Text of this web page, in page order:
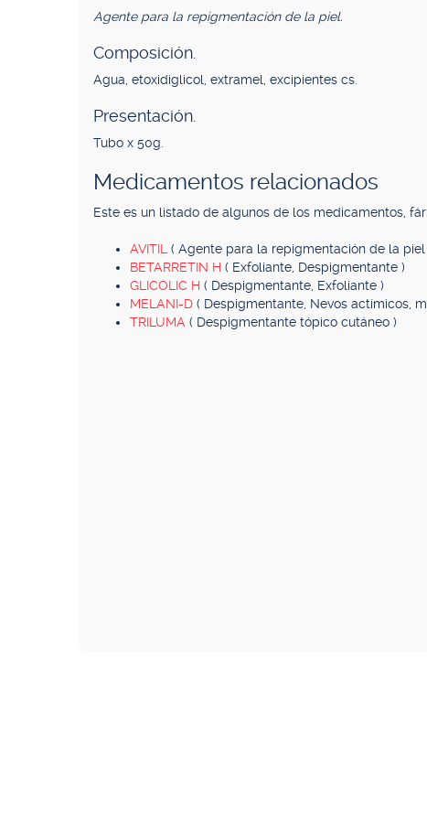
Agente para la repigmentación de la piel.
Composición.
Agua, etoxidiglicol, extramel, excipientes cs.
Presentación.
Tubo x 50g.
Medicamentos relacionados
Este es un listado de algunos de los medicamentos,
AVITIL ( Agente para la repigmentación de la piel
BETARRETIN H ( Exfoliante, Despigmentante )
GLICOLIC H ( Despigmentante, Exfoliante )
MELANI-D ( Despigmentante, Nevos actímicos,
TRILUMA ( Despigmentante tópico cutáneo )